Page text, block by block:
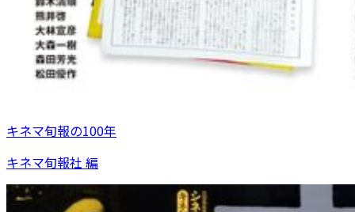
キネマ旬報の100年
キネマ旬報社 編